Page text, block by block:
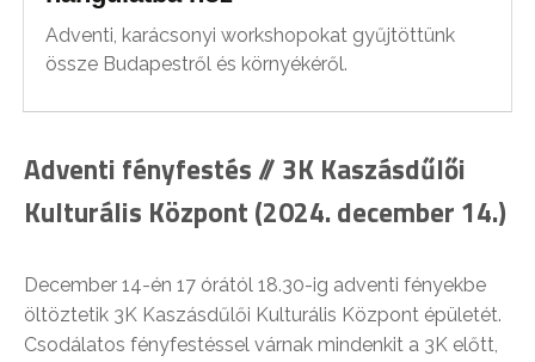
Adventi, karácsonyi workshopokat gyűjtöttünk
össze Budapestről és környékéről.
Adventi fényfestés // 3K Kaszásdűlői
Kulturális Központ (2024. december 14.)
December 14-én 17 órától 18.30-ig adventi fényekbe
öltöztetik 3K Kaszásdűlői Kulturális Központ épületét.
Csodálatos fényfestéssel várnak mindenkit a 3K előtt,